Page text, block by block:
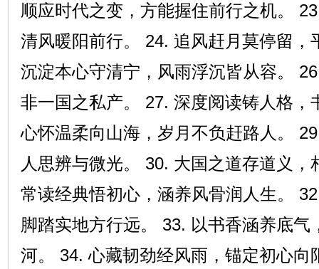
顺应时代之变，方能握住前行之机。
清风暖阳前行。 24. 追风赶月莫停留，
沉淀本心守清宁，风雨浮沉皆从容。
非一国之私产。 27. 深度阅读铸人格，
心怀温柔向山海，岁月不负赶路人。
人思辨与微光。 30. 大国之道存道义，
常读经典悟初心，涵养风骨润人生。
脚踏实地方行远。 33. 以书香涵养底气
河。 34. 心藏韧劲经风雨，锚定初心向